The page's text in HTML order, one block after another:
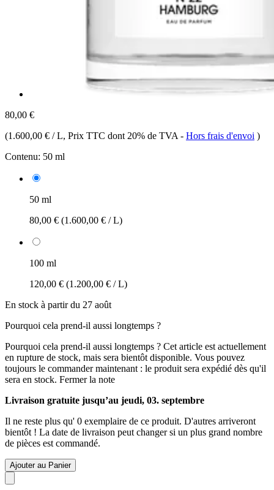
80,00 €
(1.600,00 € / L, Prix TTC dont 20% de TVA - Hors frais d'envoi )
Contenu: 50 ml
50 ml
80,00 € (1.600,00 € / L)
100 ml
120,00 € (1.200,00 € / L)
En stock à partir du 27 août
Pourquoi cela prend-il aussi longtemps ?
Pourquoi cela prend-il aussi longtemps ? Cet article est actuellement
en rupture de stock, mais sera bientôt disponible. Vous pouvez
toujours le commander maintenant : le produit sera expédié dès qu'il
sera en stock. Fermer la note
Livraison gratuite jusqu’au jeudi, 03. septembre
Il ne reste plus qu' 0 exemplaire de ce produit. D'autres arriveront
bientôt ! La date de livraison peut changer si un plus grand nombre
de pièces est commandé.
Ajouter au Panier